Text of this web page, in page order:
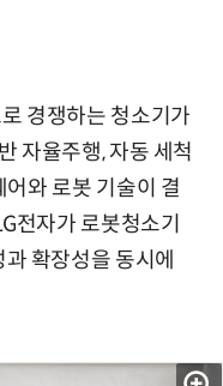
경쟁하는 청소기가
자율주행, 자동 세척
어와 로봇 기술이 결
전자가 로봇청소기
확장성을 동시에